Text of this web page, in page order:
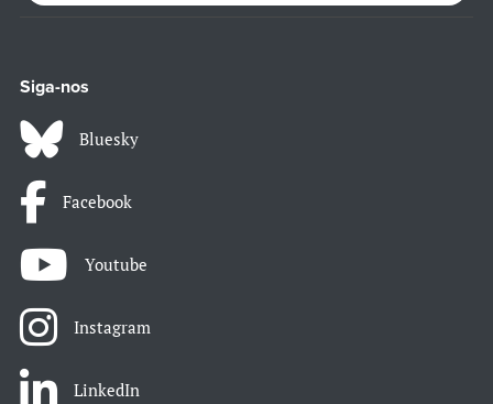
Siga-nos
Bluesky
Facebook
Youtube
Instagram
LinkedIn